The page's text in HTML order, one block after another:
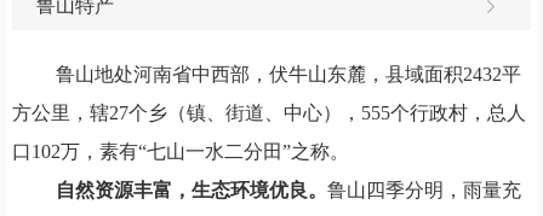
鲁山特产
鲁山地处河南省中西部，伏牛山东麓，县域面积2432平
方公里，辖27个乡（镇、 街道、中心），555个行政村，总人
口102万， 素有“七山一水二分田”之称。
自然资源丰富，生态环境优良。 鲁山四季分明，雨量充